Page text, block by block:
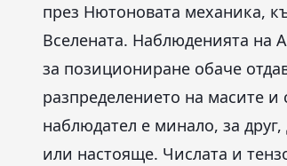
през Нютоновата механика,
Вселената. Наблюденията на
за позициониране обаче
разпределението на масите
наблюдател е минало, за
или настояще. Числата и